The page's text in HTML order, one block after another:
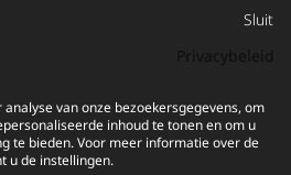
Sluit
van onze bezoekersgegevens, om
inhoud te tonen en om u
te bieden. Voor meer informatie over de
u de instellingen.